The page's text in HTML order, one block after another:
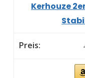
Kerhouze